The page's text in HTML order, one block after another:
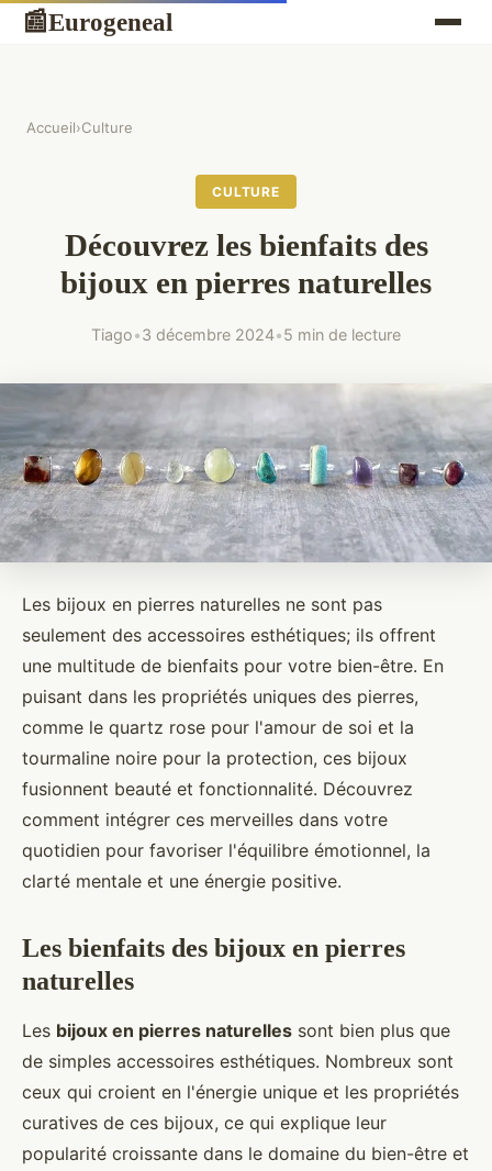
📰Eurogeneal
Accueil›Culture
CULTURE
Découvrez les bienfaits des
bijoux en pierres naturelles
Tiago•3 décembre 2024•5 min de lecture
Les bijoux en pierres naturelles ne sont pas
seulement des accessoires esthétiques; ils offrent
une multitude de bienfaits pour votre bien-être. En
puisant dans les propriétés uniques des pierres,
comme le quartz rose pour l'amour de soi et la
tourmaline noire pour la protection, ces bijoux
fusionnent beauté et fonctionnalité. Découvrez
comment intégrer ces merveilles dans votre
quotidien pour favoriser l'équilibre émotionnel, la
clarté mentale et une énergie positive.
Les bienfaits des bijoux en pierres
naturelles
Les bijoux en pierres naturelles sont bien plus que
de simples accessoires esthétiques. Nombreux sont
ceux qui croient en l'énergie unique et les propriétés
curatives de ces bijoux, ce qui explique leur
popularité croissante dans le domaine du bien-être et